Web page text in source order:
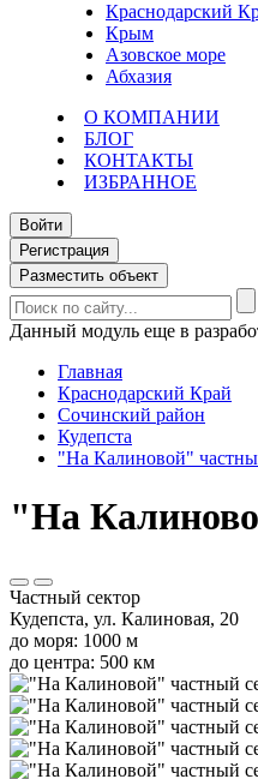
Краснодарский
Крым
Азовское море
Абхазия
О КОМПАНИИ
БЛОГ
КОНТАКТЫ
ИЗБРАННОЕ
Войти
Регистрация
Разместить объект
Данный модуль еще в
Главная
Краснодарский Край
Сочинский район
Кудепста
"На Калиновой"
"На
Частный сектор
Кудепста, ул. Калиновая, 20
до моря: 1000 м
до центра: 500 км